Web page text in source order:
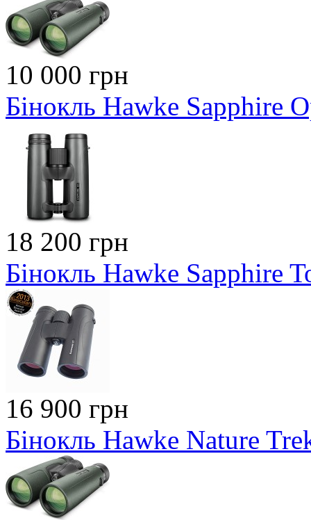
10 000 грн
Бінокль Hawke Sapphire
18 200 грн
Бінокль Hawke Sapphire
16 900 грн
Бінокль Hawke Nature